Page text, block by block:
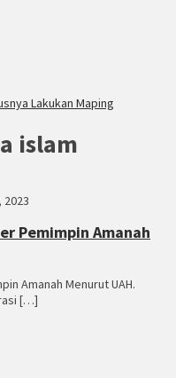
Lakukan Maping
islam
2023
Pemimpin Amanah
Amanah Menurut UAH.
[…]